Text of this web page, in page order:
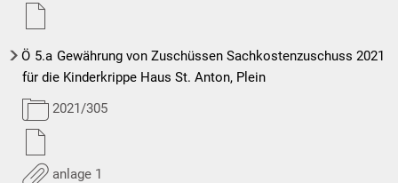
Ö 5.a Gewährung von Zuschüssen Sachkostenzuschuss 2021
für die Kinderkrippe Haus St. Anton, Plein
2021/305
anlage 1